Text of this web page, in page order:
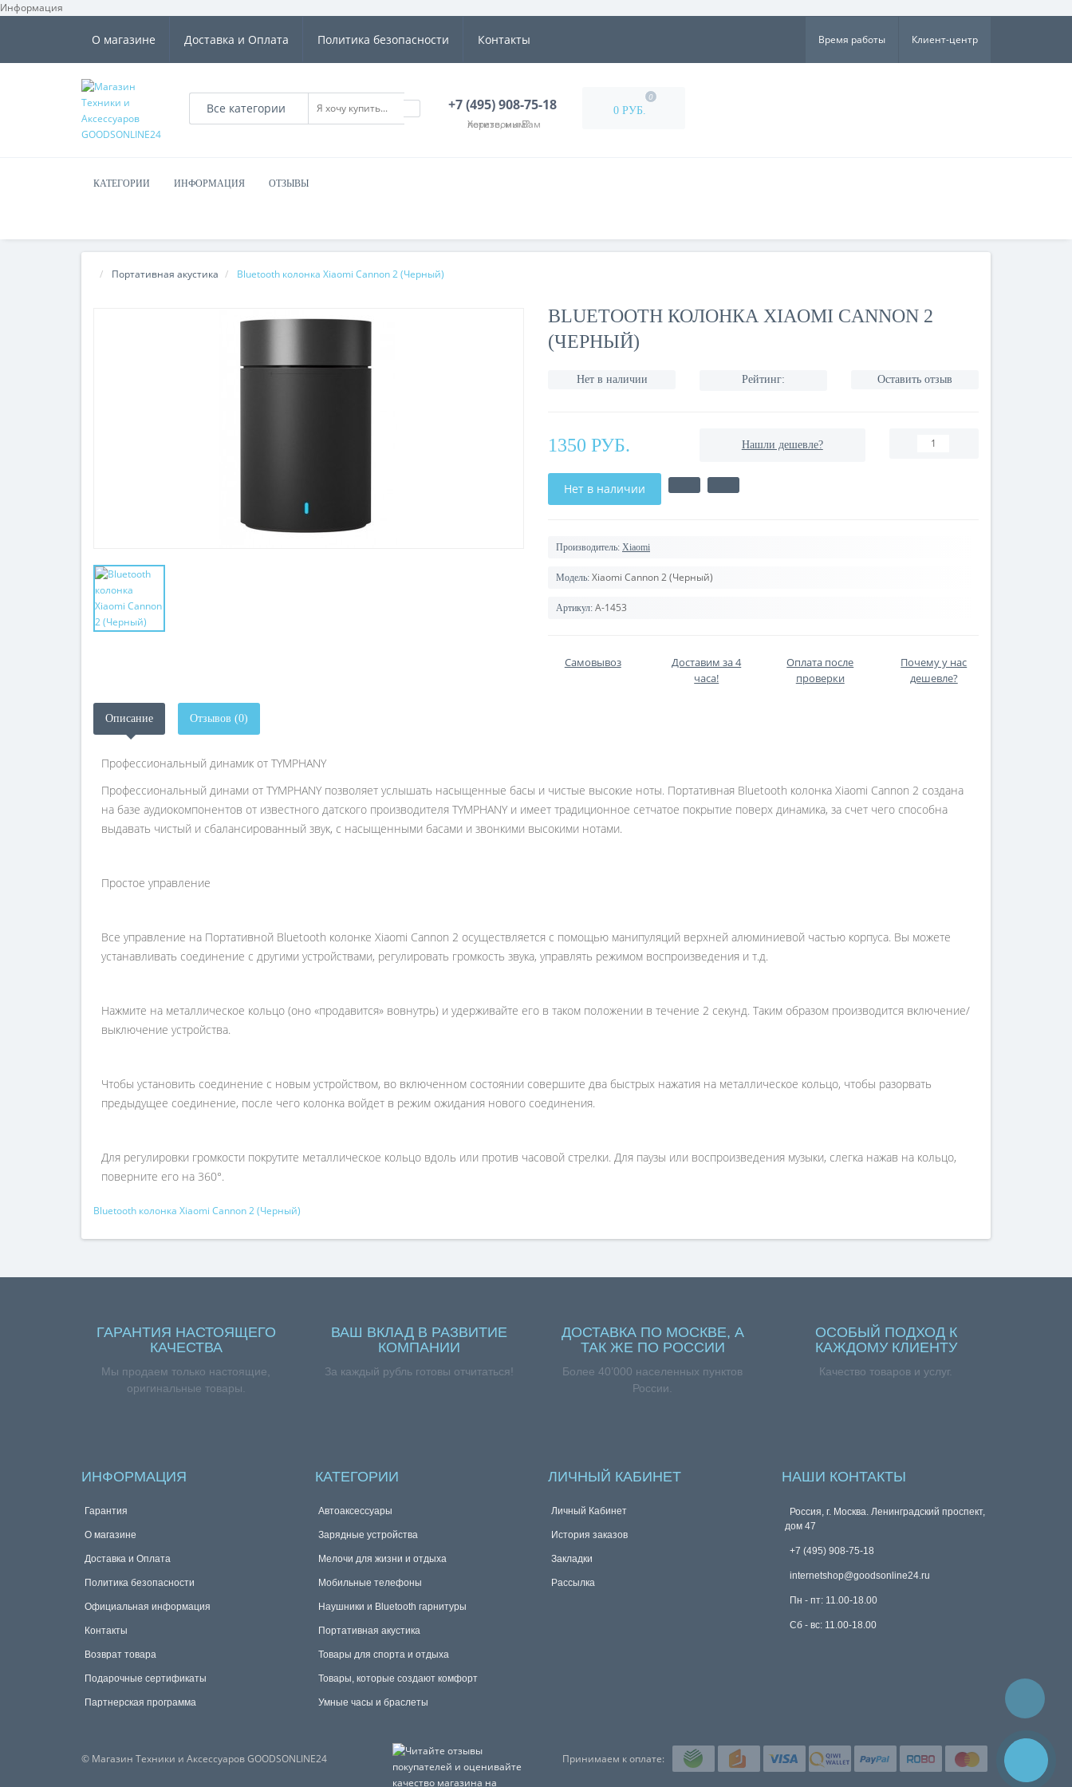
Информация ×
О магазине Доставка и Оплата Политика безопасности Контакты Время работы Клиент-центр
Все категории +7 (495) 908-75-18
Хотите, мы Вам перезвоним?
0 РУБ.
0
КАТЕГОРИИ ИНФОРМАЦИЯ ОТЗЫВЫ
Портативная акустика Bluetooth колонка Xiaomi Cannon 2 (Черный)
BLUETOOTH КОЛОНКА XIAOMI CANNON 2
(ЧЕРНЫЙ)
Нет в наличии Рейтинг: Оставить отзыв
1350 РУБ. Нашли дешевле?
Нет в наличии
Производитель: Xiaomi
Модель: Xiaomi Cannon 2 (Черный)
Артикул: A-1453
Самовывоз
Доставим за 4
часа!
Оплата после
проверки
Почему у нас
дешевле?
Описание Отзывов (0)
Профессиональный динамик от TYMPHANY
Профессиональный динами от TYMPHANY позволяет услышать насыщенные басы и чистые высокие ноты. Портативная Bluetooth колонка Xiaomi Cannon 2 создана
на базе аудиокомпонентов от известного датского производителя TYMPHANY и имеет традиционное сетчатое покрытие поверх динамика, за счет чего способна
выдавать чистый и сбалансированный звук, с насыщенными басами и звонкими высокими нотами.
Простое управление
Все управление на Портативной Bluetooth колонке Xiaomi Cannon 2 осуществляется с помощью манипуляций верхней алюминиевой частью корпуса. Вы можете
устанавливать соединение с другими устройствами, регулировать громкость звука, управлять режимом воспроизведения и т.д.
Нажмите на металлическое кольцо (оно «продавится» вовнутрь) и удерживайте его в таком положении в течение 2 секунд. Таким образом производится включение/
выключение устройства.
Чтобы установить соединение с новым устройством, во включенном состоянии совершите два быстрых нажатия на металлическое кольцо, чтобы разорвать
предыдущее соединение, после чего колонка войдет в режим ожидания нового соединения.
Для регулировки громкости покрутите металлическое кольцо вдоль или против часовой стрелки. Для паузы или воспроизведения музыки, слегка нажав на кольцо,
поверните его на 360°.
Bluetooth колонка Xiaomi Cannon 2 (Черный)
ГАРАНТИЯ НАСТОЯЩЕГО
КАЧЕСТВА
Мы продаем только настоящие,
оригинальные товары.
ВАШ ВКЛАД В РАЗВИТИЕ
КОМПАНИИ
За каждый рубль готовы отчитаться!
ДОСТАВКА ПО МОСКВЕ, А
ТАК ЖЕ ПО РОССИИ
Более 40’000 населенных пунктов
России.
ОСОБЫЙ ПОДХОД К
КАЖДОМУ КЛИЕНТУ
Качество товаров и услуг.
ИНФОРМАЦИЯ
Гарантия
О магазине
Доставка и Оплата
Политика безопасности
Официальная информация
Контакты
Возврат товара
Подарочные сертификаты
Партнерская программа
КАТЕГОРИИ
Автоаксессуары
Зарядные устройства
Мелочи для жизни и отдыха
Мобильные телефоны
Наушники и Bluetooth гарнитуры
Портативная акустика
Товары для спорта и отдыха
Товары, которые создают комфорт
Умные часы и браслеты
ЛИЧНЫЙ КАБИНЕТ
Личный Кабинет
История заказов
Закладки
Рассылка
НАШИ КОНТАКТЫ
Россия, г. Москва. Ленинградский проспект,
дом 47
+7 (495) 908-75-18
internetshop@goodsonline24.ru
Пн - пт: 11.00-18.00
Сб - вс: 11.00-18.00
© Магазин Техники и Аксессуаров GOODSONLINE24 Принимаем к оплате: